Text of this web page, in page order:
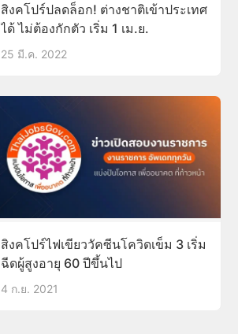
สิงคโปร์ปลดล็อก! ต่างชาติเข้าประเทศ
ได้ ไม่ต้องกักตัว เริ่ม 1 เม.ย.
25 มี.ค. 2022
สิงคโปร์ไฟเขียววัคซีนโควิดเข็ม 3 เริ่ม
ฉีดผู้สูงอายุ 60 ปีขึ้นไป
4 ก.ย. 2021